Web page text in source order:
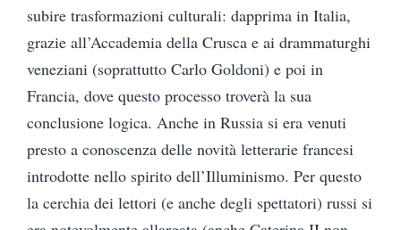
subire trasformazioni culturali: dapprima in Italia,
grazie all’Accademia della Crusca e ai drammaturghi
veneziani (soprattutto Carlo Goldoni) e poi in
Francia, dove questo processo troverà la sua
conclusione logica. Anche in Russia si era venuti
presto a conoscenza delle novità letterarie francesi
introdotte nello spirito dell’Illuminismo. Per questo
la cerchia dei lettori (e anche degli spettatori) russi si